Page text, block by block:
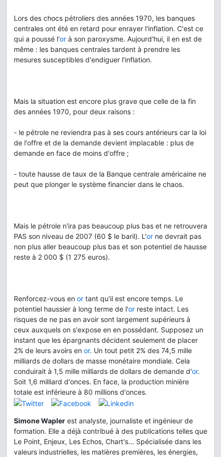
Lors des chocs pétroliers des années 1970, les banques
centrales ont été en retard pour enrayer l'inflation. C'est ce
qui a poussé l'or à son paroxysme. Aujourd'hui, il en est de
même : les banques centrales tardent à prendre les
mesures susceptibles d'endiguer l'inflation.
Mais la situation est encore plus grave que celle de la fin
des années 1970, pour deux raisons :
- le pétrole ne reviendra pas à ses cours antérieurs car la loi
de l'offre et de la demande devient implacable : plus de
demande en face de moins d'offre ;
- toute hausse de taux de la Banque centrale américaine ne
peut que plonger le système financier dans le chaos.
Mais le pétrole n'ira pas beaucoup plus bas et ne retrouvera
PAS son niveau de 2007 (60 $ le baril). L'or ne devrait pas
non plus aller beaucoup plus bas et son potentiel de hausse
reste à 2 000 $ (1 275 euros).
Renforcez-vous en or tant qu'il est encore temps. Le
potentiel haussier à long terme de l'or reste intact. Les
risques de ne pas en avoir sont largement supérieurs à
ceux auxquels on s'expose en en possédant. Supposez un
instant que les épargnants décident seulement de placer
2% de leurs avoirs en or. Un tout petit 2% des 74,5 mille
milliards de dollars de masse monétaire mondiale. Cela
conduirait à 1,5 mille milliards de dollars de demande d'or.
Soit 1,6 milliard d'onces. En face, la production minière
totale est inférieure à 80 millions d'onces.
Simone Wapler est analyste, journaliste et ingénieur de
formation. Elle a déjà contribué à des publications telles que
Le Point, Enjeux, Les Echos, Chart's... Spécialisée dans les
valeurs industrielles, les matières premières, les énergies,